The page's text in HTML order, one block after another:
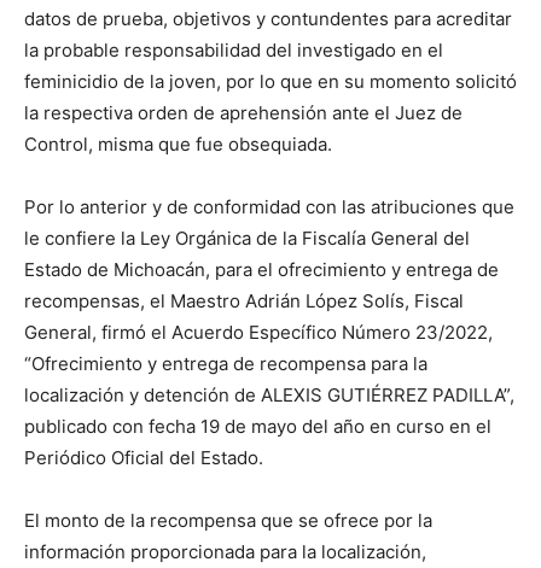
datos de prueba, objetivos y contundentes para acreditar
la probable responsabilidad del investigado en el
feminicidio de la joven, por lo que en su momento solicitó
la respectiva orden de aprehensión ante el Juez de
Control, misma que fue obsequiada.
Por lo anterior y de conformidad con las atribuciones que
le confiere la Ley Orgánica de la Fiscalía General del
Estado de Michoacán, para el ofrecimiento y entrega de
recompensas, el Maestro Adrián López Solís, Fiscal
General, firmó el Acuerdo Específico Número 23/2022,
“Ofrecimiento y entrega de recompensa para la
localización y detención de ALEXIS GUTIÉRREZ PADILLA”,
publicado con fecha 19 de mayo del año en curso en el
Periódico Oficial del Estado.
El monto de la recompensa que se ofrece por la
información proporcionada para la localización,